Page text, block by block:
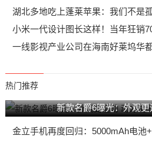
湖北多地吃上蓬莱苹果：我们不是
小米一代设计图长这样！当年狂销
一线影视产业公司在海南好莱坞华
热门推荐
新款名爵6曝光：外观
金立手机再度回归：5000mAh电池